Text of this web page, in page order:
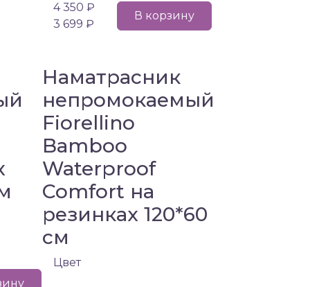
4 350 ₽
3 699 ₽
В корзину
Наматрасник
непромокаемый
Fiorellino
Bamboo
Waterproof
Comfort на
резинках 120*60
см
Цвет